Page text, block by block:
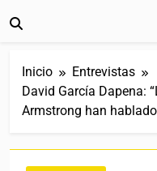
Inicio
Entrevistas
David García Dapena:
Armstrong han